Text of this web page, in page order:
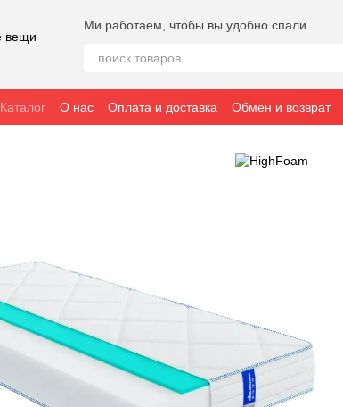
Ми работаем, чтобы вы удобно спали
Каталог О нас Оплата и доставка Обмен и возврат
Публичное соглашение (оферта)